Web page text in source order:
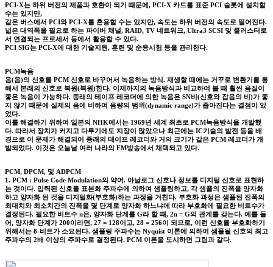
PCI-X는 하위 버전의 제품과 호환이 되기 때문에, PCI-X 카드를 표준 PCI 슬롯에 설치할
수는 있지만,
같은 버스에서 PCI와 PCI-X를 혼용할 수는 있지만, 속도는 하위 버전의 속도로 떨어진다.
넓은 대역폭을 필요로 하는 파이버 채널, RAID, TV 네트워크, Ultra3 SCSI 및 클러스터로
서 연결되는 프로세서 등에서 활용할 수 있다.
PCI SIG는 PCI-X에 대한 기술지원, 훈련 및 순응시험 등을 관리한다.
PCM녹음
음(음)의 신호를 PCM 신호로 바꾸어서 녹음하는 방식. 재생할 때에는 거꾸로 변환기를 통
해서 본래의 신호로 복원(복원)한다. 이제까지의 녹음방식과 비교하여 볼 때 훨씬 음질이
좋은 녹음이 가능하다. 종래의 테이프 레코더에 의한 녹음은 SN비(신호와 잡음의 비)가 좋
지 않기 때문에 실제의 음에 비하여 음량의 범위(dynamic range)가 좁아진다는 결점이 있
었다.
이를 해결하기 위하여 일본의 NHK에서는 1969년 세계 최초로 PCM녹음방식을 개발했
다. 따라서 장치가 커지고 다루기에도 지장이 많았으나 최근에는 IC기술의 발전 등을 배
경으로 이 문제가 해결되어 종래의 테이프 레코더와 거의 크기가 같은 PCM 레코더가 개
발되었다. 이것은 오늘날 여러 나라의 FM방송에서 채택되고 있다.
PCM, DPCM, 및 ADPCM
1. PCM : Pulse Code Modulation의 약어. 아날로그 신호나 정보를 디지털 신호로 표현하
는 것이다. 입력된 신호를 표본화 주파수에 의하여 샘플링하고, 각 샘플의 진폭을 양자화
하고 양자화 된 것을 디지털화(부호화)하는 과정을 거친다. 부호화 과정은 샘플된 진폭의
최대치와 최소치간의 진폭을 몇 단계로 양자화 하느냐에 따라 부호화에 필요한 비트수가
결정된다. 필요한 비트수 n은, 양자화 단계를 G라 할 때, 2n = G의 관계를 갖는다. 예를 들
어, 양자화 단계가 200이라면, 27 = 128이고, 28 = 256이 되므로, 이런 신호를 부호화하기
위해서는 8-비트가 소요된다. 샘플링 주파수는 Nyquist 이론에 의하여 샘플될 신호의 최고
주파수의 2배 이상의 주파수로 결정된다. PCM 이론을 도시하면 그림과 같다.